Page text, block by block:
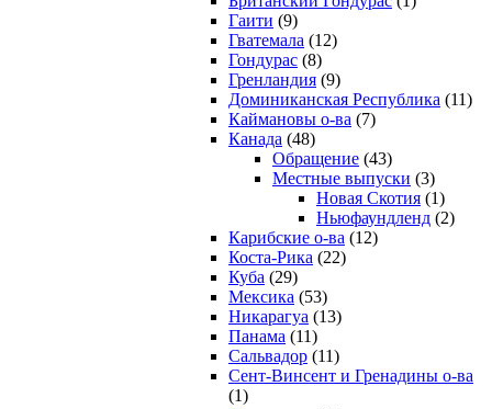
Гаити (9)
Гватемала (12)
Гондурас (8)
Гренландия (9)
Доминиканская Республика (11)
Каймановы о-ва (7)
Канада (48)
Обращение (43)
Местные выпуски (3)
Новая Скотия (1)
Ньюфаундленд (2)
Карибские о-ва (12)
Коста-Рика (22)
Куба (29)
Мексика (53)
Никарагуа (13)
Панама (11)
Сальвадор (11)
Сент-Винсент и Гренадины о-ва
(1)